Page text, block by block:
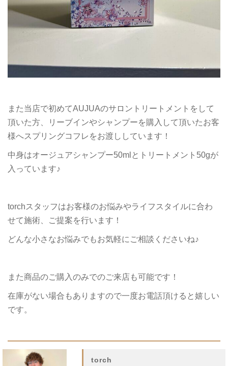
また当店で初めてAUJUAのサロントリートメントをして
頂いた方、リーブインやシャンプーを購入して頂いたお客
様へスプリングコフレをお渡ししています！
中身はオージュアシャンプー50mlとトリートメント50gが
入っています♪
torchスタッフはお客様のお悩みやライフスタイルに合わ
せて施術、ご提案を行います！
どんな小さなお悩みでもお気軽にご相談くださいね♪
また商品のご購入のみでのご来店も可能です！
在庫がない場合もありますので一度お電話頂けると嬉しい
です。
torch